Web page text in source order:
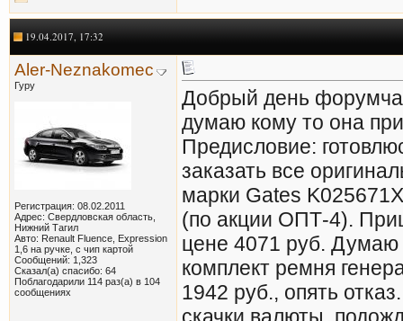
19.04.2017, 17:32
Aler-Neznakomec
Гуру
Регистрация: 08.02.2011
Адрес: Свердловская область,
Нижний Тагил
Авто: Renault Fluence, Expression
1,6 на ручке, с чип картой
Сообщений: 1,323
Сказал(а) спасибо: 64
Поблагодарили 114 раз(а) в 104
сообщениях
Добрый день
думаю кому то она
Предисловие:
заказать все
марки Gates
(по акции ОПТ-4).
цене 4071 руб. Думаю
комплект ремня
1942 руб., опять